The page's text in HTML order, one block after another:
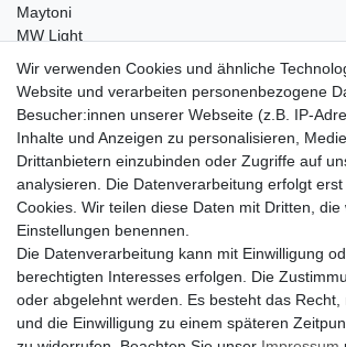
Maytoni
MW Light
Peka-Ideen
RegenBogen
Swarovski Kristalle
Anfragen von Herstellern
Sie sind Lampen-Hersteller und suchen einen
der Schweiz?
Kontaktieren Sie uns per Mail:
Schweiz
Newsletter
Newsletter
Wir verwenden Cookies und ähnliche
Website und verarbeiten personenbezogene
Besucher:innen unserer Webseite (z.B. IP-
Inhalte und Anzeigen zu personalisieren,
Drittanbietern einzubinden oder Zugriffe auf
analysieren. Die Datenverarbeitung erfolgt
Cookies. Wir teilen diese Daten mit Dritten, die
Einstellungen benennen.
Die Datenverarbeitung kann mit Einwilligung
berechtigten Interesses erfolgen. Die
oder abgelehnt werden. Es besteht das Recht,
und die Einwilligung zu einem späteren